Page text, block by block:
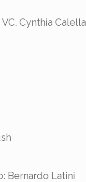
Cynthia Calella
Bernardo Latini